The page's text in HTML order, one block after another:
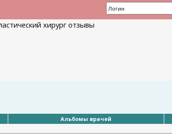
Альбомы врачей